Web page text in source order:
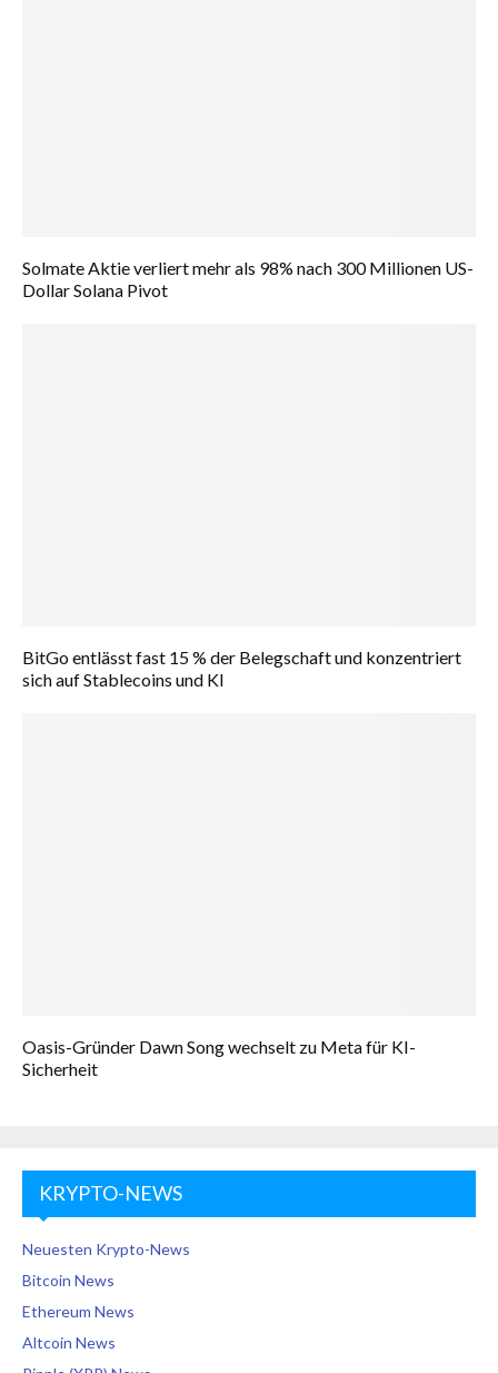
Solmate Aktie verliert mehr als 98% nach 300 Millionen US-
Dollar Solana Pivot
BitGo entlässt fast 15 % der Belegschaft und konzentriert
sich auf Stablecoins und KI
Oasis-Gründer Dawn Song wechselt zu Meta für KI-
Sicherheit
KRYPTO-NEWS
Neuesten Krypto-News
Bitcoin News
Ethereum News
Altcoin News